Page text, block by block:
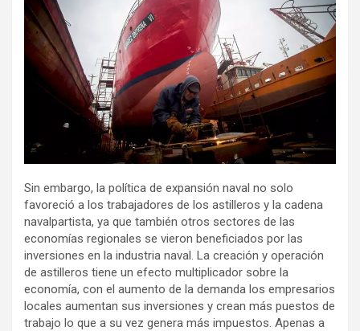
Sin embargo, la política de expansión naval no solo
favoreció a los trabajadores de los astilleros y la cadena
navalpartista, ya que también otros sectores de las
economías regionales se vieron beneficiados por las
inversiones en la industria naval. La creación y operación
de astilleros tiene un efecto multiplicador sobre la
economía, con el aumento de la demanda los empresarios
locales aumentan sus inversiones y crean más puestos de
trabajo lo que a su vez genera más impuestos. Apenas a